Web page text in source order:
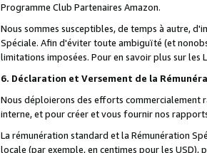
Programme Club Partenaires Amazon.
Nous sommes susceptibles, de temps à autre,
Spéciale. Afin d'éviter toute ambiguïté (et
limitations imposées. Pour en savoir plus sur
6. Déclaration et Versement de la
Nous déploierons des efforts commercialement
interne, et pour créer et vous fournir nos
La rémunération standard et la Rémunération
locale (par exemple, en centimes pour les